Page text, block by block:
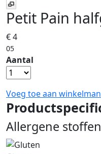
Petit Pain
€ 4
05
Aantal
Voeg toe aan
Allergene stoffen